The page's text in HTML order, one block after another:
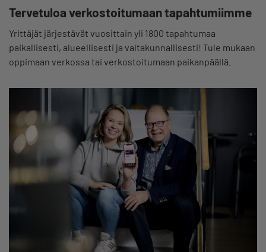
Tervetuloa verkostoitumaan tapahtumiimme
Yrittäjät järjestävät vuosittain yli 1800 tapahtumaa
paikallisesti, alueellisesti ja valtakunnallisesti! Tule mukaan
oppimaan verkossa tai verkostoitumaan paikanpäällä.